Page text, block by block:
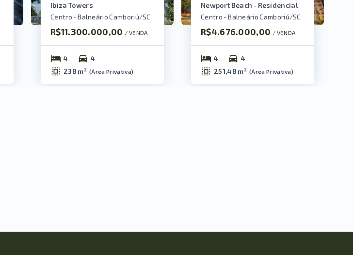
Ibiza Towers
Centro - Balneário Camboriú/SC
R$11.300.000,00 / VENDA
4
4
238 m² (Área Privativa)
Newport Beach - Residencial
Centro - Balneário Camboriú/SC
R$4.676.000,00 / VENDA
4
4
251,48 m² (Área Privativa)